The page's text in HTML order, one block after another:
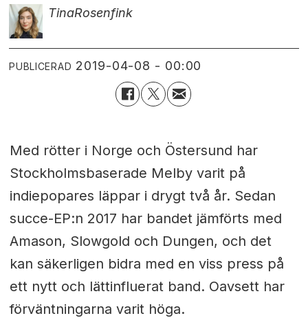
TinaRosenfink
PUBLICERAD 2019-04-08 - 00:00
Med rötter i Norge och Östersund har
Stockholmsbaserade Melby varit på
indiepopares läppar i drygt två år. Sedan
succe-EP:n 2017 har bandet jämförts med
Amason, Slowgold och Dungen, och det
kan säkerligen bidra med en viss press på
ett nytt och lättinfluerat band. Oavsett har
förväntningarna varit höga.